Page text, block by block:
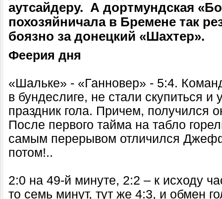
аутсайдеру. А дортмундская
похозяйничала в Бремене так
боязно за донецкий «Шахтер».
Феерия дня
«Шальке» - «Ганновер» - 5:4.
в бундеслиге, не стали скупиться и
праздник гола. Причем, получился
После первого тайма на табло
самым перерывом отличился
потом!..
2:0 на 49-й минуте, 2:2 – к исходу
то семь минут, тут же 4:3, и обмен